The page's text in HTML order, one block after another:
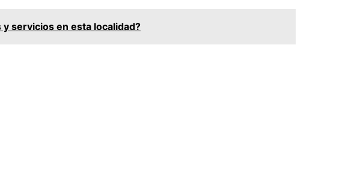
servicios en esta localidad?